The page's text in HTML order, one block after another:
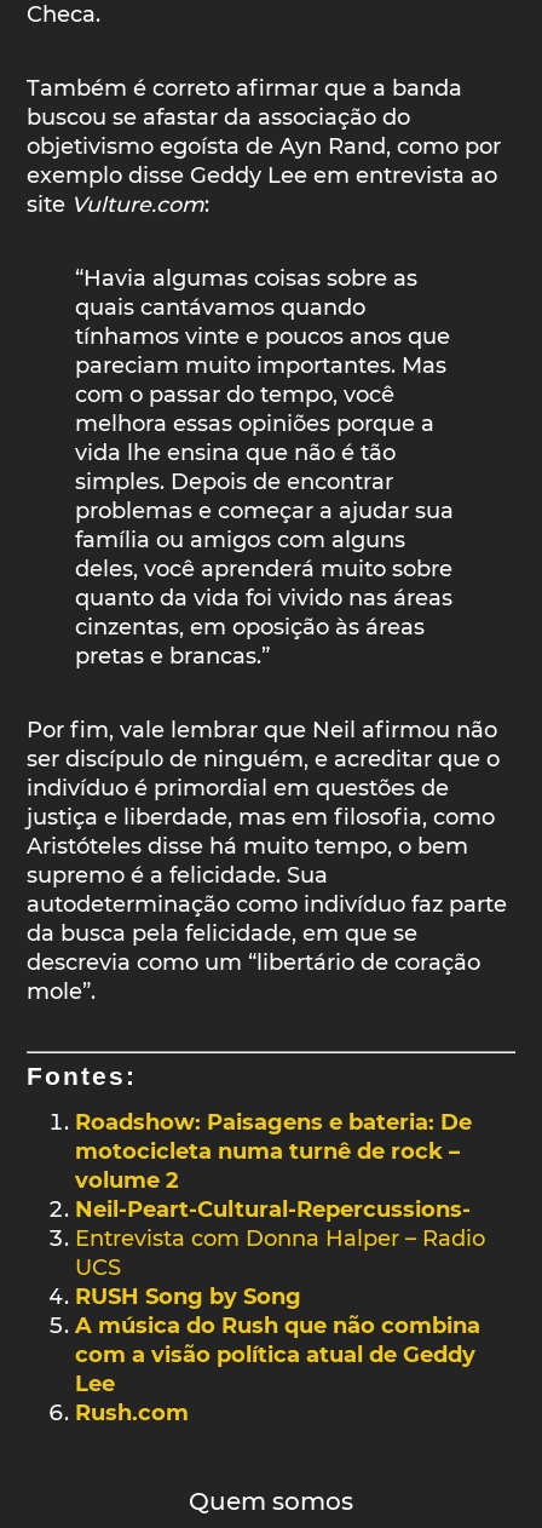
Checa.
Também é correto afirmar que a banda
buscou se afastar da associação do
objetivismo egoísta de Ayn Rand, como por
exemplo disse Geddy Lee em entrevista ao
site Vulture.com:
“Havia algumas coisas sobre as
quais cantávamos quando
tínhamos vinte e poucos anos que
pareciam muito importantes. Mas
com o passar do tempo, você
melhora essas opiniões porque a
vida lhe ensina que não é tão
simples. Depois de encontrar
problemas e começar a ajudar sua
família ou amigos com alguns
deles, você aprenderá muito sobre
quanto da vida foi vivido nas áreas
cinzentas, em oposição às áreas
pretas e brancas.”
Por fim, vale lembrar que Neil afirmou não
ser discípulo de ninguém, e acreditar que o
indivíduo é primordial em questões de
justiça e liberdade, mas em filosofia, como
Aristóteles disse há muito tempo, o bem
supremo é a felicidade. Sua
autodeterminação como indivíduo faz parte
da busca pela felicidade, em que se
descrevia como um “libertário de coração
mole”.
Fontes:
Roadshow: Paisagens e bateria: De
motocicleta numa turnê de rock –
volume 2
Neil-Peart-Cultural-Repercussions-
Entrevista com Donna Halper – Radio
UCS
RUSH Song by Song
A música do Rush que não combina
com a visão política atual de Geddy
Lee
Rush.com
Quem somos